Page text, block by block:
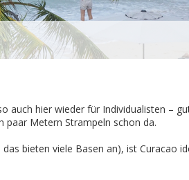
auch hier wieder für Individualisten –
paar Metern Strampeln schon da.
bieten viele Basen an), ist Curacao